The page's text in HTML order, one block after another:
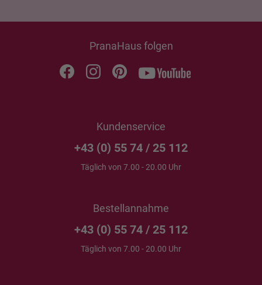
PranaHaus folgen
Kundenservice
+43 (0) 55 74 / 25 112
Täglich von 7.00 - 20.00 Uhr
Bestellannahme
+43 (0) 55 74 / 25 112
Täglich von 7.00 - 20.00 Uhr